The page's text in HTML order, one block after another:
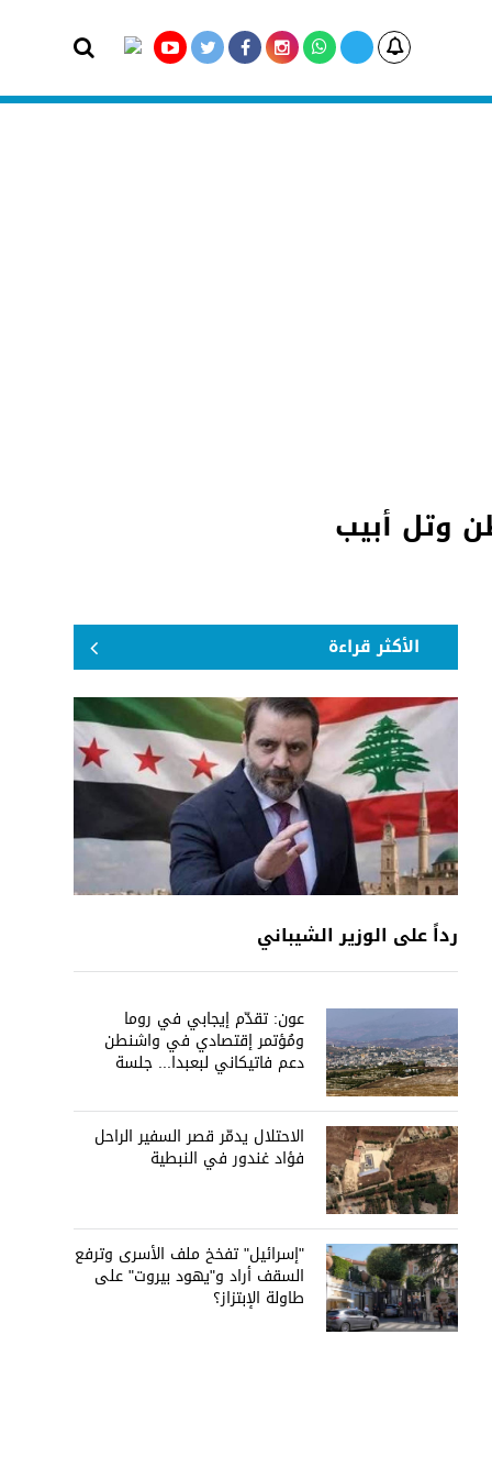
الأكثر قراءة
رداً على الوزير الشيباني
عون: تقدّم إيجابي في روما
ومُؤتمر إقتصادي في واشنطن
دعم فاتيكاني لبعبدا... جلسة
على الطاولة
الاحتلال يدمّر قصر السفير الراحل
فؤاد غندور في النبطية
"إسرائيل" تفخخ ملف الأسرى وترفع
السقف أراد و"يهود بيروت" على
طاولة الإبتزاز؟